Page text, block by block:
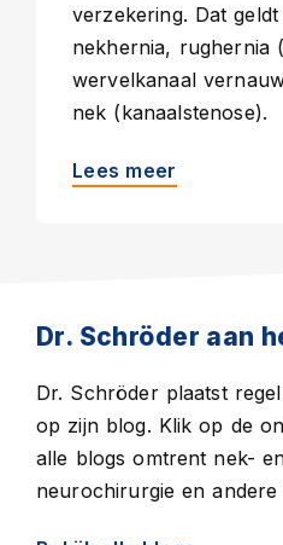
verzekering. Dat
nekhernia, rughernia
wervelkanaal
nek (kanaalstenose).
Lees meer
Dr. Schröder aan
Dr. Schröder plaatst
op zijn blog. Klik op de
alle blogs omtrent nek-
neurochirurgie en andere